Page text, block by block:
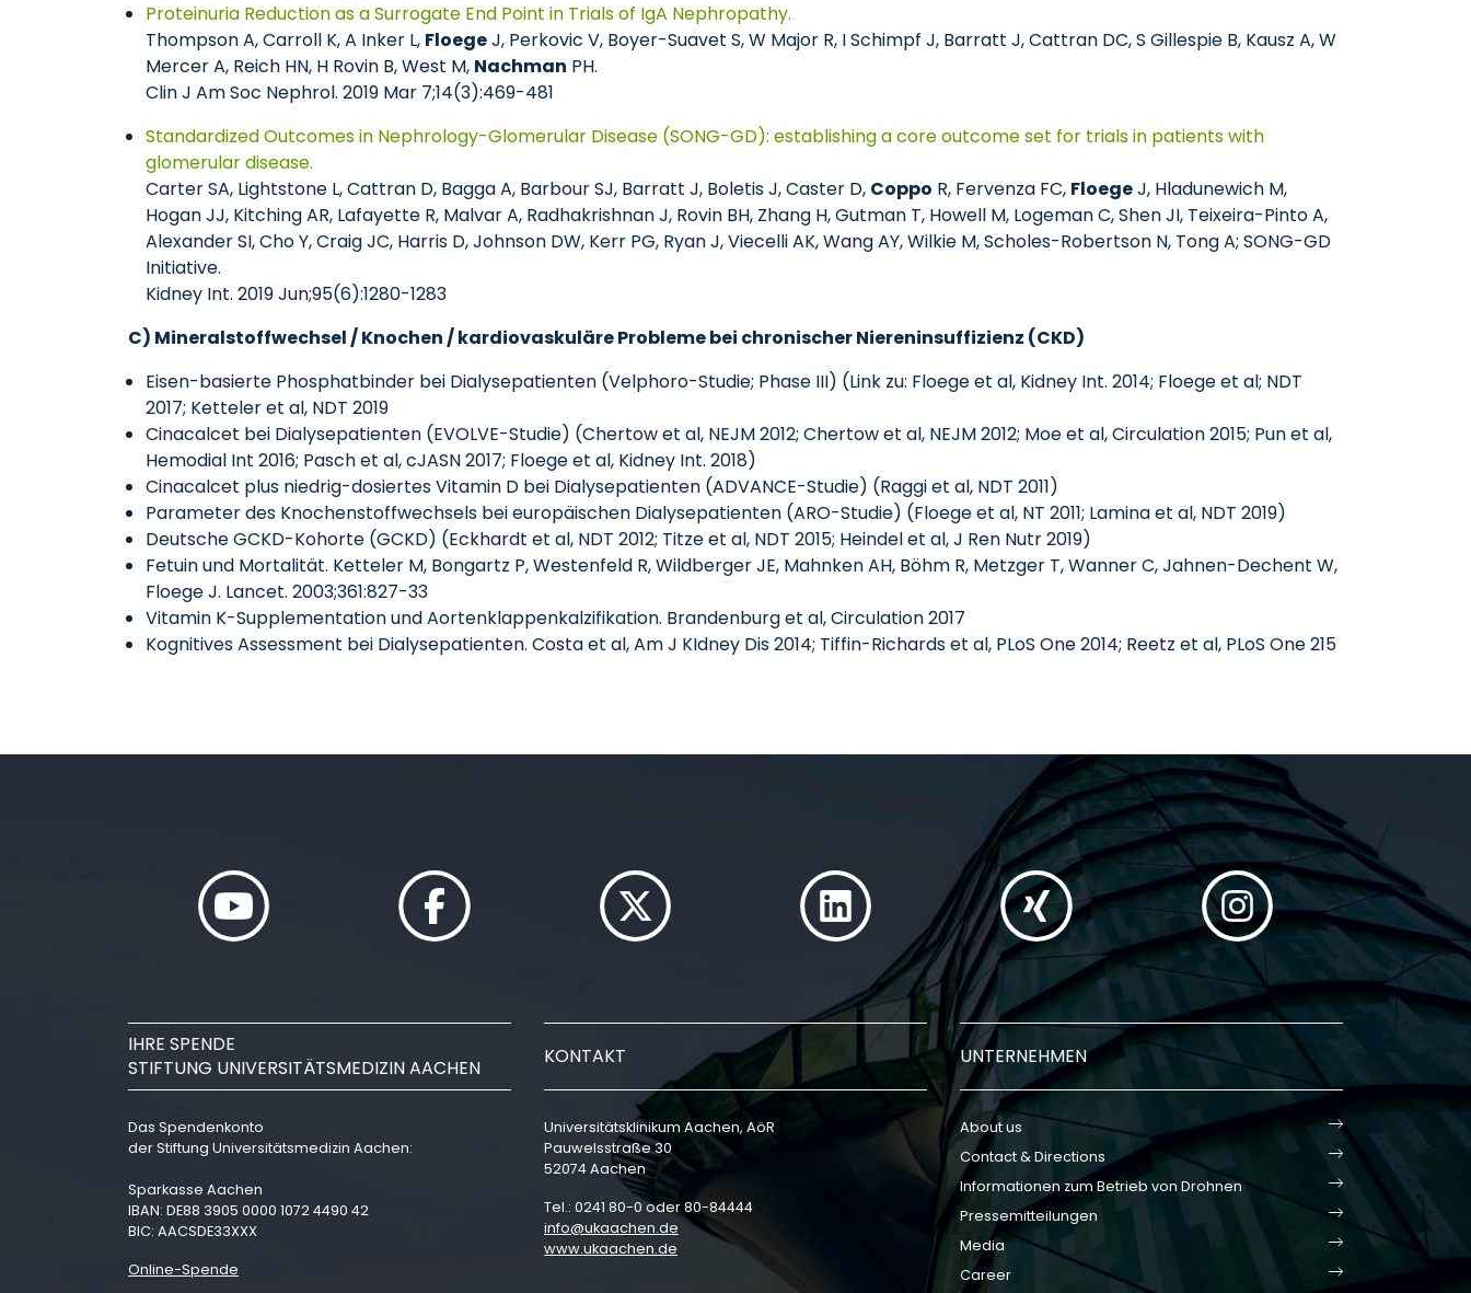
Proteinuria Reduction as a Surrogate End Point in Trials of IgA Nephropathy.
Thompson A, Carroll K, A Inker L, FloegeJ, Perkovic V, Boyer-Suavet S, W Major R, I Schimpf J, Barratt J, Cattran DC, S Gillespie B, Kausz A, W
Mercer A, Reich HN, H Rovin B, West M, Nachman PH.
Clin J Am Soc Nephrol. 2019 Mar 7;14(3):469-481
Standardized Outcomes in Nephrology-Glomerular Disease (SONG-GD): establishing a core outcome set for trials in patients with
glomerular disease.
Carter SA, Lightstone L, Cattran D, Bagga A, Barbour SJ, Barratt J, Boletis J, Caster D, Coppo R, Fervenza FC, FloegeJ, Hladunewich M,
Hogan JJ, Kitching AR, Lafayette R, Malvar A, Radhakrishnan J, Rovin BH, Zhang H, Gutman T, Howell M, Logeman C, Shen JI, Teixeira-Pinto A,
Alexander SI, Cho Y, Craig JC, Harris D, Johnson DW, Kerr PG, Ryan J, Viecelli AK, Wang AY, Wilkie M, Scholes-Robertson N, Tong A; SONG-GD
Initiative.
Kidney Int. 2019 Jun;95(6):1280-1283
C) Mineralstoffwechsel / Knochen / kardiovaskuläre Probleme bei chronischer Niereninsuffizienz (CKD)
Eisen-basierte Phosphatbinder bei Dialysepatienten (Velphoro-Studie; Phase III) (Link zu: Floege et al, Kidney Int. 2014; Floege et al; NDT
2017; Ketteler et al, NDT 2019
Cinacalcet bei Dialysepatienten (EVOLVE-Studie) (Chertow et al, NEJM 2012; Chertow et al, NEJM 2012; Moe et al, Circulation 2015; Pun et al,
Hemodial Int 2016; Pasch et al, cJASN 2017; Floege et al, Kidney Int. 2018)
Cinacalcet plus niedrig-dosiertes Vitamin D bei Dialysepatienten (ADVANCE-Studie) (Raggi et al, NDT 2011)
Parameter des Knochenstoffwechsels bei europäischen Dialysepatienten (ARO-Studie) (Floege et al, NT 2011; Lamina et al, NDT 2019)
Deutsche GCKD-Kohorte (GCKD) (Eckhardt et al, NDT 2012; Titze et al, NDT 2015; Heindel et al, J Ren Nutr 2019)
Fetuin und Mortalität. Ketteler M, Bongartz P, Westenfeld R, Wildberger JE, Mahnken AH, Böhm R, Metzger T, Wanner C, Jahnen-Dechent W,
Floege J. Lancet. 2003;361:827-33
Vitamin K-Supplementation und Aortenklappenkalzifikation. Brandenburg et al, Circulation 2017
Kognitives Assessment bei Dialysepatienten. Costa et al, Am J KIdney Dis 2014; Tiffin-Richards et al, PLoS One 2014; Reetz et al, PLoS One 215
IHRE SPENDE
STIFTUNG UNIVERSITÄTSMEDIZIN AACHEN
Das Spendenkonto
der Stiftung Universitätsmedizin Aachen:
Sparkasse Aachen
IBAN: DE88 3905 0000 1072 4490 42
BIC: AACSDE33XXX
Online-Spende
KONTAKT
Universitätsklinikum Aachen, AöR
Pauwelsstraße 30
52074 Aachen
Tel.: 0241 80-0 oder 80-84444
info
ukaachen de
www.ukaachen.de
UNTERNEHMEN
About us
Contact & Directions
Informationen zum Betrieb von Drohnen
Pressemitteilungen
Media
Career